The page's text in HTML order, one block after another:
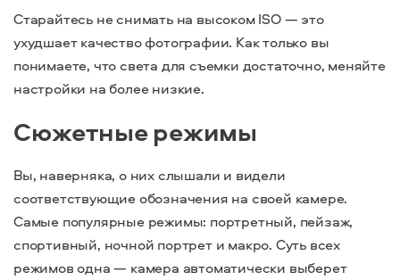
Старайтесь не снимать на высоком ISO — это
ухудшает качество фотографии. Как только вы
понимаете, что света для съемки достаточно, меняйте
настройки на более низкие.
Сюжетные режимы
Вы, наверняка, о них слышали и видели
соответствующие обозначения на своей камере.
Самые популярные режимы: портретный, пейзаж,
спортивный, ночной портрет и макро. Суть всех
режимов одна — камера автоматически выберет